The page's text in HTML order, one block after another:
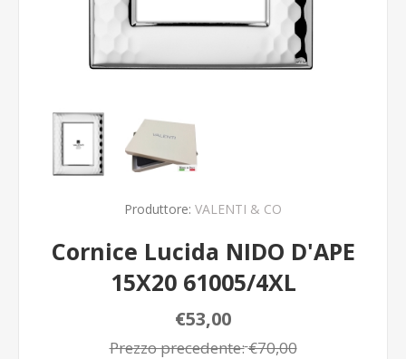
Produttore: VALENTI & CO
Cornice Lucida NIDO D'APE
15X20 61005/4XL
€53,00
Prezzo precedente:€70,00